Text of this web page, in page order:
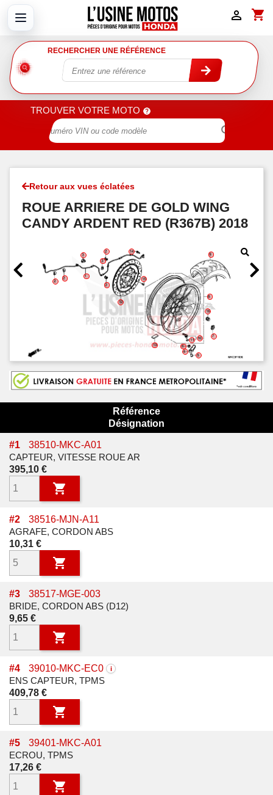
shopping_cart

RECHERCHER UNE RÉFÉRENCE
TROUVER VOTRE MOTO

Retour aux vues éclatées
ROUE ARRIERE DE GOLD WING
CANDY ARDENT RED (R367B) 2018
Référence
Désignation
#1
38510-MKC-A01
CAPTEUR, VITESSE ROUE AR
Prix
395,10 €

#2
38516-MJN-A11
AGRAFE, CORDON ABS
Prix
10,31 €

#3
38517-MGE-003
BRIDE, CORDON ABS (D12)
Prix
9,65 €

#4 39010-MKC-EC0 i
ENS CAPTEUR, TPMS
Prix
409,78 €

#5
39401-MKC-A01
ECROU, TPMS
Prix
17,26 €
